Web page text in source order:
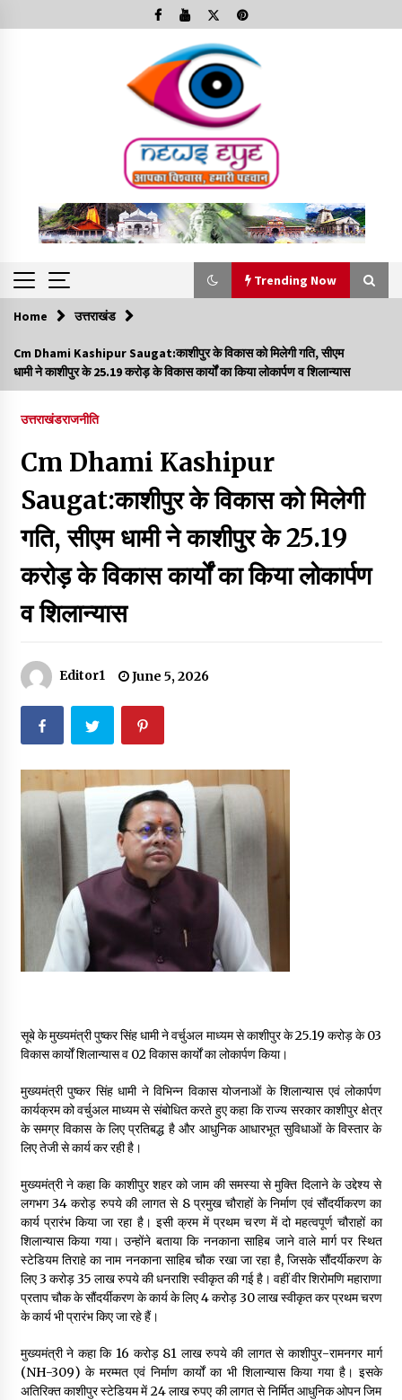
to
Trending Now
Trending Now
Minorities Rights Day : विश्व अल्पसंख्यक अधिकार दिवस
कार्यक्रम में शामिल हुए सीएम,आधुनिक मदरसों का नाम अब्दुल कलाम के नाम
Thought Of The Day 7 September
September 7, 2023
Thought Of The Day 6 September
September 6, 2023
Thought Of The Day 17 May
May 17, 2022
Thought Of The Day 16 May
May 16, 2022
Thought Of The Day 14 May
May 14, 2022
Thought Of The Day 13 May
May 13, 2022
Thought Of The Day 12 May
May 12, 2022
Thought Of The Day 11 May
May 11, 2022
Thought Of The Day 10 May
May 10, 2022
Thought Of The Day 9 May
May 9, 2022
Home उत्तराखंड
Cm Dhami Kashipur Saugat:काशीपुर के विकास को मिलेगी गति, सीएम
धामी ने काशीपुर के 25.19 करोड़ के विकास कार्यों का किया लोकार्पण व शिलान्यास
उत्तराखंडराजनीति
Cm Dhami Kashipur
Saugat:काशीपुर के विकास को मिलेगी
गति, सीएम धामी ने काशीपुर के 25.19
करोड़ के विकास कार्यों का किया लोकार्पण
व शिलान्यास
Editor1 June 5, 2026
सूबे के मुख्यमंत्री पुष्कर सिंह धामी ने वर्चुअल माध्यम से काशीपुर के 25.19 करोड़ के 03
विकास कार्यों शिलान्यास व 02 विकास कार्यों का लोकार्पण किया।
मुख्यमंत्री पुष्कर सिंह धामी ने विभिन्न विकास योजनाओं के शिलान्यास एवं लोकार्पण
कार्यक्रम को वर्चुअल माध्यम से संबोधित करते हुए कहा कि राज्य सरकार काशीपुर क्षेत्र
के समग्र विकास के लिए प्रतिबद्ध है और आधुनिक आधारभूत सुविधाओं के विस्तार के
लिए तेजी से कार्य कर रही है।
मुख्यमंत्री ने कहा कि काशीपुर शहर को जाम की समस्या से मुक्ति दिलाने के उद्देश्य से
लगभग 34 करोड़ रुपये की लागत से 8 प्रमुख चौराहों के निर्माण एवं सौंदर्यीकरण का
कार्य प्रारंभ किया जा रहा है। इसी क्रम में प्रथम चरण में दो महत्वपूर्ण चौराहों का
शिलान्यास किया गया। उन्होंने बताया कि ननकाना साहिब जाने वाले मार्ग पर स्थित
स्टेडियम तिराहे का नाम ननकाना साहिब चौक रखा जा रहा है, जिसके सौंदर्यीकरण के
लिए 3 करोड़ 35 लाख रुपये की धनराशि स्वीकृत की गई है। वहीं वीर शिरोमणि महाराणा
प्रताप चौक के सौंदर्यीकरण के कार्य के लिए 4 करोड़ 30 लाख स्वीकृत कर प्रथम चरण
के कार्य भी प्रारंभ किए जा रहे हैं।
मुख्यमंत्री ने कहा कि 16 करोड़ 81 लाख रुपये की लागत से काशीपुर-रामनगर मार्ग
(NH-309) के मरम्मत एवं निर्माण कार्यों का भी शिलान्यास किया गया है। इसके
अतिरिक्त काशीपुर स्टेडियम में 24 लाख रुपए की लागत से निर्मित आधुनिक ओपन जिम